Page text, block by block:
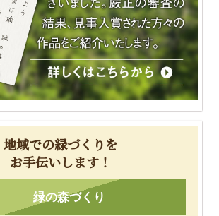
地域での緑づくりを
お手伝いします！
緑の森づくり